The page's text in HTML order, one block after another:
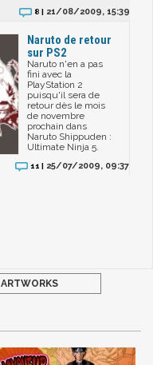
8 | 21/08/2009, 15:39
Naruto de retour
sur PS2
Naruto n'en a pas
fini avec la
PlayStation 2
puisqu'il sera de
retour dès le mois
de novembre
prochain dans
Naruto Shippuden :
Ultimate Ninja 5.
11 |25/07/2009, 09:37
ARTWORKS